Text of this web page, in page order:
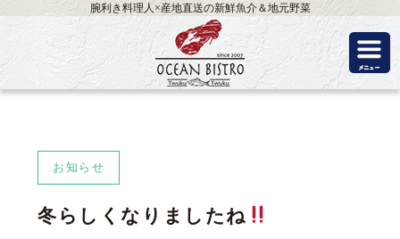
腕利き料理人×産地直送の新鮮魚介＆地元野菜
お知らせ
冬らしくなりましたね